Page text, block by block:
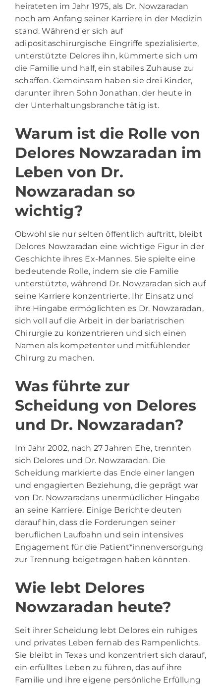
heirateten im Jahr 1975, als Dr. Nowzaradan
noch am Anfang seiner Karriere in der Medizin
stand. Während er sich auf
adipositaschirurgische Eingriffe spezialisierte,
unterstützte Delores ihn, kümmerte sich um
die Familie und half, ein stabiles Zuhause zu
schaffen. Gemeinsam haben sie drei Kinder,
darunter ihren Sohn Jonathan, der heute in
der Unterhaltungsbranche tätig ist.
Warum ist die Rolle von
Delores Nowzaradan im
Leben von Dr.
Nowzaradan so
wichtig?
Obwohl sie nur selten öffentlich auftritt, bleibt
Delores Nowzaradan eine wichtige Figur in der
Geschichte ihres Ex-Mannes. Sie spielte eine
bedeutende Rolle, indem sie die Familie
unterstützte, während Dr. Nowzaradan sich auf
seine Karriere konzentrierte. Ihr Einsatz und
ihre Hingabe ermöglichten es Dr. Nowzaradan,
sich voll auf die Arbeit in der bariatrischen
Chirurgie zu konzentrieren und sich einen
Namen als kompetenter und mitfühlender
Chirurg zu machen.
Was führte zur
Scheidung von Delores
und Dr. Nowzaradan?
Im Jahr 2002, nach 27 Jahren Ehe, trennten
sich Delores und Dr. Nowzaradan. Die
Scheidung markierte das Ende einer langen
und engagierten Beziehung, die geprägt war
von Dr. Nowzaradans unermüdlicher Hingabe
an seine Karriere. Einige Berichte deuten
darauf hin, dass die Forderungen seiner
beruflichen Laufbahn und sein intensives
Engagement für die Patient*innenversorgung
zur Trennung beigetragen haben könnten.
Wie lebt Delores
Nowzaradan heute?
Seit ihrer Scheidung lebt Delores ein ruhiges
und privates Leben fernab des Rampenlichts.
Sie bleibt in Texas und konzentriert sich darauf,
ein erfülltes Leben zu führen, das auf ihre
Familie und ihre eigene persönliche Erfüllung